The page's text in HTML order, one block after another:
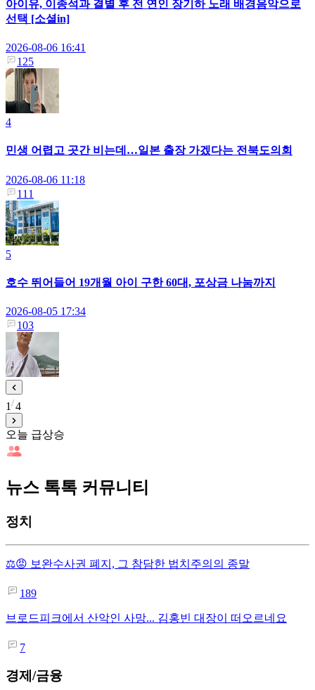
아이유, 이종석과 결별 후 전 연인 장기하 노래 배경음악으로
선택 [소셜in]
2026-08-06 16:41
125
4
민생 어렵고 곳간 비는데…일본 출장 가겠다는 전북도의회
2026-08-06 11:18
111
5
호수 뛰어들어 19개월 아이 구한 60대, 포상금 나눔까지
2026-08-05 17:34
103
1 4
오늘 급상승
뉴스 톡톡 커뮤니티
정치
⚖️😡 보완수사권 폐지, 그 참담한 법치주의의 종말
189
브로드피크에서 산악인 사망... 김홍빈 대장이 떠오르네요
7
경제/금융